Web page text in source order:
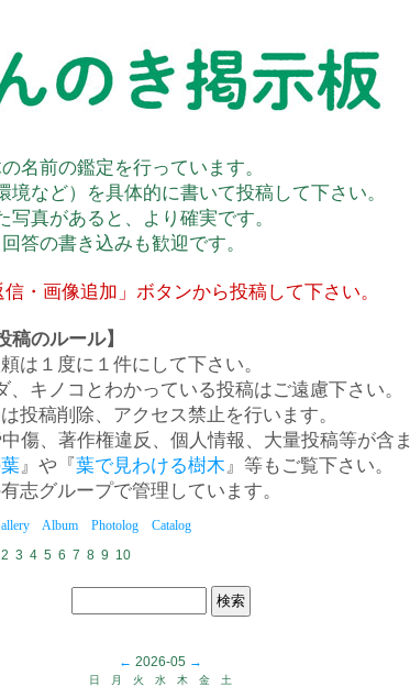
名前の鑑定を行っています。
など）を具体的に書いて投稿して下さい。
写真があると、より確実です。
答の書き込みも歓迎です。
・画像追加」ボタンから投稿して下さい。
稿のルール】
は１度に１件にして下さい。
キノコとわかっている投稿はご遠慮下さい。
投稿削除、アクセス禁止を行います。
傷、著作権違反、個人情報、大量投稿等が含
』や『葉で見わける樹木』等もご覧下さい。
志グループで管理しています。
Album Photolog
Catalog
2 3 4 5 6 7 8 9 10
← 2026-05 →
日 月 火 水 木 金
土